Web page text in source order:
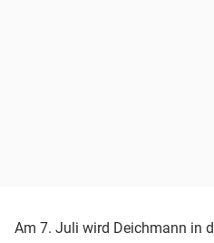
Am 7. Juli wird Deichmann in